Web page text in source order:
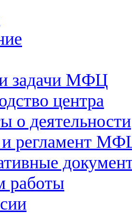
задачи МФЦ
центра
о деятельности
и регламент
работы